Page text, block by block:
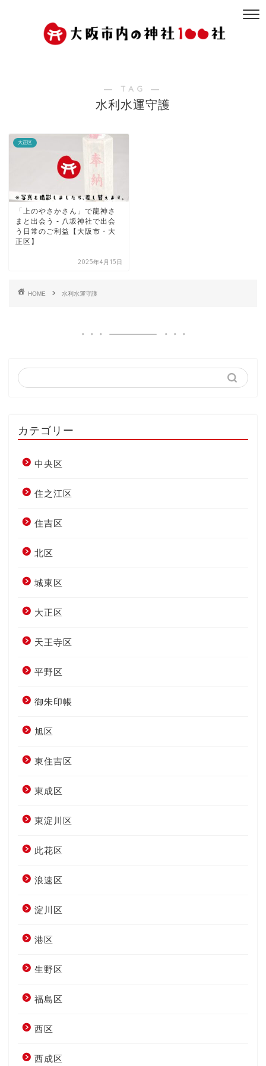
― TAG ―
水利水運守護
大正区
「上のやさかさん」で龍神さ
まと出会う - 八坂神社で出会
う日常のご利益【大阪市・大
正区】
2025年4月15日
HOME 水利水運守護
カテゴリー
中央区
住之江区
住吉区
北区
城東区
大正区
天王寺区
平野区
御朱印帳
旭区
東住吉区
東成区
東淀川区
此花区
浪速区
淀川区
港区
生野区
福島区
西区
西成区